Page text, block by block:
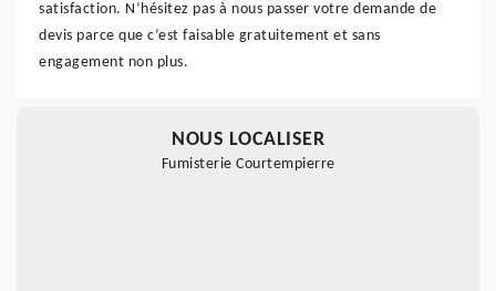
satisfaction. N’hésitez pas à nous passer votre demande de
devis parce que c’est faisable gratuitement et sans
engagement non plus.
NOUS LOCALISER
Fumisterie Courtempierre